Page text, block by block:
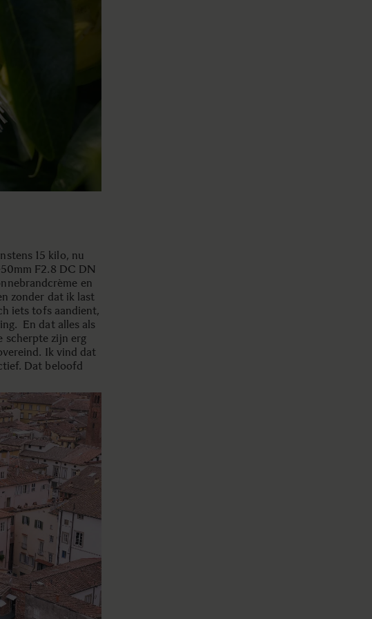
15 kilo, nu
F2.8 DC DN
en
zonder dat ik last
iets tofs aandient,
En dat alles als
scherpte zijn erg
Ik vind dat
Dat beloofd